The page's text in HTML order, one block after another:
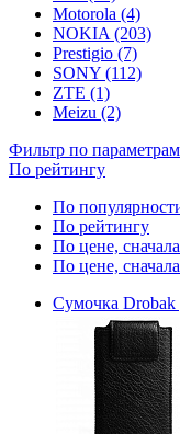
Motorola (4)
NOKIA (203)
Prestigio (7)
SONY (112)
ZTE (1)
Meizu (2)
Фильтр по параметрам
По рейтингу
По
По рейтингу
По цене,
По цене,
Сумочка Drobak